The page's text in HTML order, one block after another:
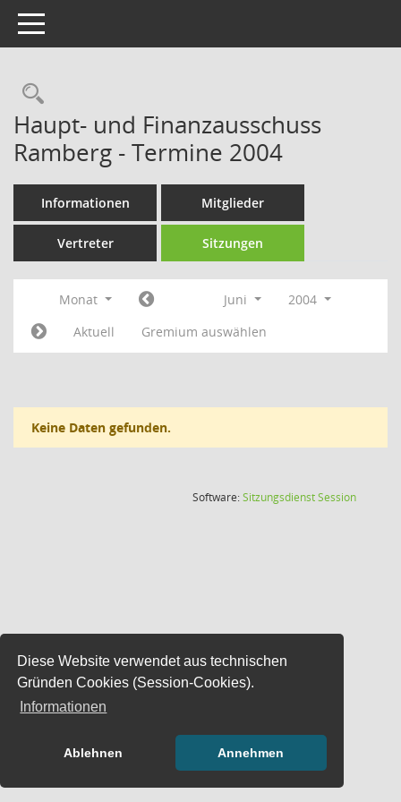
Diese Website verwendet aus technischen
Gründen Cookies (Session-Cookies).
Informationen
Ablehnen Annehmen
Toggle navigation
Rechercheauswahl
Haupt- und Finanzausschuss
Ramberg - Termine 2004
Informationen Mitglieder
Vertreter Sitzungen
Monat Juni
2004
Aktuell
Gremium auswählen
Keine Daten gefunden.
Software:SitzungsdienstSession(Wird in